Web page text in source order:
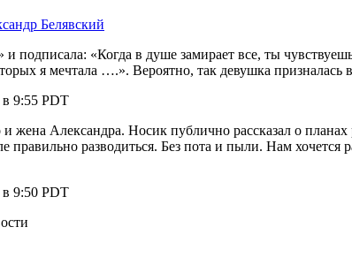
Белявский
«Когда в душе замирает все, ты
я мечтала ….». Вероятно, так девушка призналась
9:55 PDT
Александра. Носик публично рассказал о планах
разводиться. Без пота и пыли. Нам хочется
9:50 PDT